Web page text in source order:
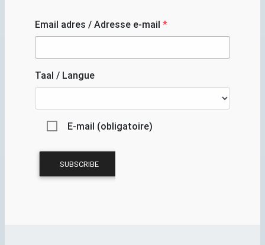
Email adres / Adresse e-mail *
Taal / Langue
E-mail (obligatoire)